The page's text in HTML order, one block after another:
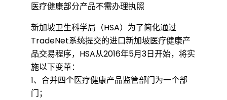
疗
健
康
医疗健康部分产品不需办理执照
新加坡卫生科学局（HSA）为了简化通过
TradeNet系统提交的进口新加坡医疗健康产
品交易程序，HSA从2016年5月3日开始，将实
施以下变革：
1、合并四个医疗健康产品监管部门为一个部
门；